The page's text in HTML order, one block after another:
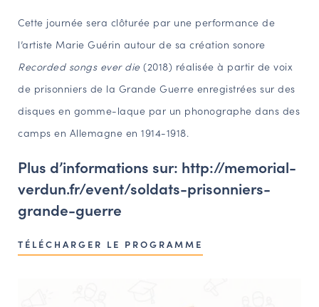
Amateurs d’histoire et de patrimoine
Responsables de structures
Étudiants & chercheurs
Cette journée sera clôturée par une performance de
l’artiste Marie Guérin autour de sa création sonore
Recorded songs ever die (2018) réalisée à partir de voix
de prisonniers de la Grande Guerre enregistrées sur des
disques en gomme-laque par un phonographe dans des
camps en Allemagne en 1914-1918.
Plus d’informations sur: http://memorial-
verdun.fr/event/soldats-prisonniers-
grande-guerre
TÉLÉCHARGER LE PROGRAMME